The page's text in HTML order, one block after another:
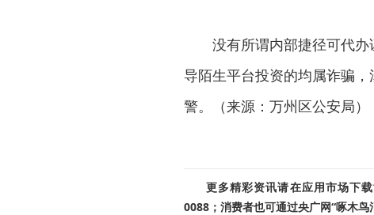
没有所谓内部捷径可代
导陌生平台投资的均属诈骗
警。（来源：万州区公安局）
更多精彩资讯请在应用市场下
0088；消费者也可通过央广网“啄木